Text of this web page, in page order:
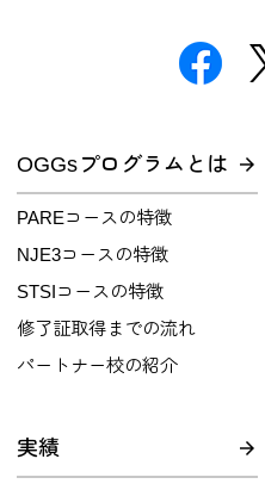
OGGsプログラムとは
PAREコースの特徴
NJE3コースの特徴
STSIコースの特徴
修了証取得までの流れ
パートナー校の紹介
実績